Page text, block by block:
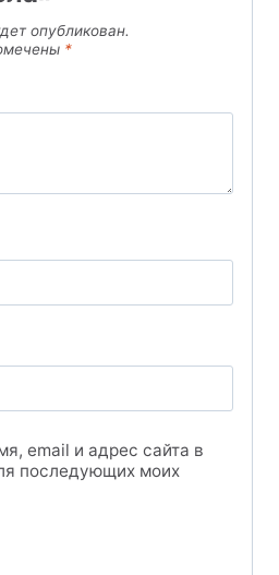
опубликован.
*
email и адрес сайта в
последующих моих